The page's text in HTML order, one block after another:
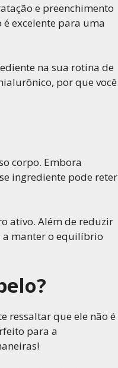
e preenchimento
excelente para uma
na sua rotina de
por que você
corpo. Embora
ingrediente pode reter
ativo. Além de reduzir
a manter o equilíbrio
ressaltar que ele não é
para a